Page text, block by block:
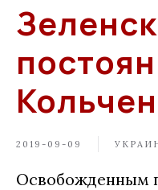
2019-09-09
Освобожденным